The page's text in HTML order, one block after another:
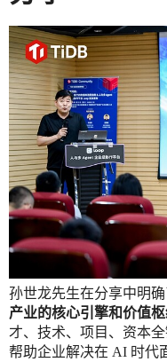
孙世龙先生在分享中明
产业的核心引擎和价值枢
才、技术、项目、资本
帮助企业解决在 AI 时代